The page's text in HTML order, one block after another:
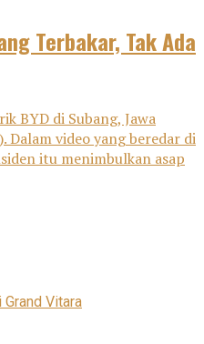
Terbakar, Tak Ada
BYD di Subang, Jawa
Dalam video yang beredar di
itu menimbulkan asap